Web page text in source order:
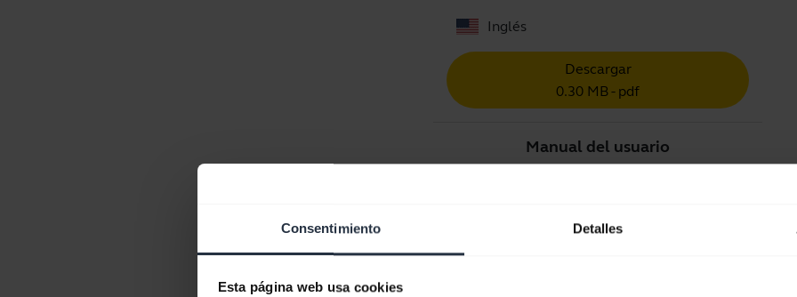
Consentimiento Detalles
Esta página web usa cookies
Inglés
Descargar
0.30 MB - pdf
Manual del usuario
Descargar